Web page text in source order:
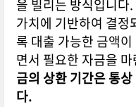
을 빌리는 방식입니다
가치에 기반하여 결정
록 대출 가능한 금액
면서 필요한 자금을
금의 상환 기간은 통
다.